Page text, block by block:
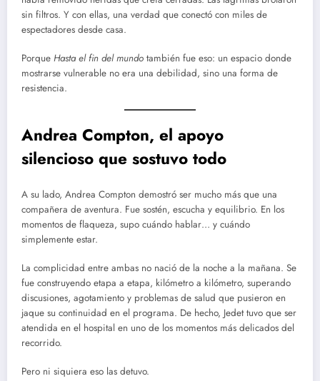
sin filtros. Y con ellas, una verdad que conectó con miles de
espectadores desde casa.
Porque Hasta el fin del mundo también fue eso: un espacio donde
mostrarse vulnerable no era una debilidad, sino una forma de
resistencia.
Andrea Compton, el apoyo
silencioso que sostuvo todo
A su lado, Andrea Compton demostró ser mucho más que una
compañera de aventura. Fue sostén, escucha y equilibrio. En los
momentos de flaqueza, supo cuándo hablar… y cuándo
simplemente estar.
La complicidad entre ambas no nació de la noche a la mañana. Se
fue construyendo etapa a etapa, kilómetro a kilómetro, superando
discusiones, agotamiento y problemas de salud que pusieron en
jaque su continuidad en el programa. De hecho, Jedet tuvo que ser
atendida en el hospital en uno de los momentos más delicados del
recorrido.
Pero ni siquiera eso las detuvo.